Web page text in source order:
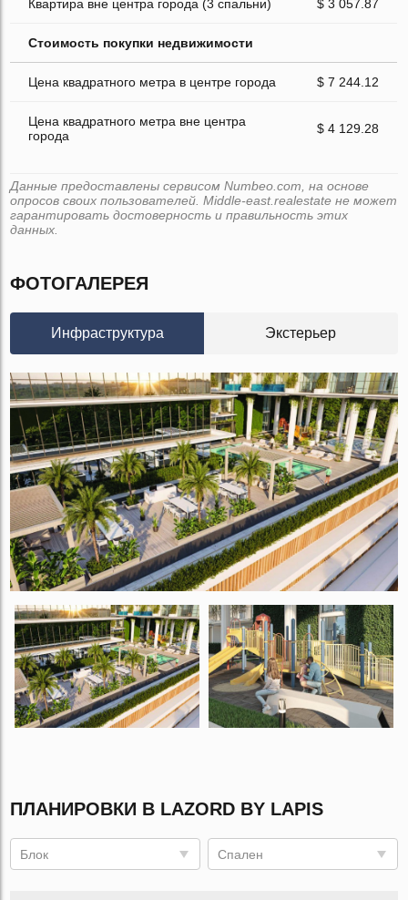
Квартира вне центра города (3 спальни) $ 3 057.87
Стоимость покупки недвижимости
Цена квадратного метра в центре города $ 7 244.12
Цена квадратного метра вне центра
города
$ 4 129.28
Данные предоставлены сервисом Numbeo.com, на основе
опросов своих пользователей. Middle-east.realestate не может
гарантировать достоверность и правильность этих
данных.
ФОТОГАЛЕРЕЯ
Инфраструктура Экстерьер
ПЛАНИРОВКИ В LAZORD BY LAPIS
Блок Спален